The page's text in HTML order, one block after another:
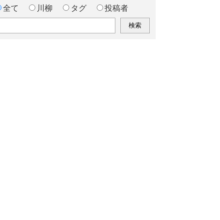
全て 川柳 タグ 投稿者